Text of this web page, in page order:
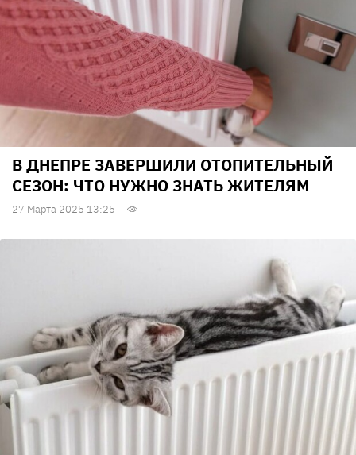
В ДНЕПРЕ ЗАВЕРШИЛИ ОТОПИТЕЛЬНЫЙ
СЕЗОН: ЧТО НУЖНО ЗНАТЬ ЖИТЕЛЯМ
27 Марта 2025 13:25